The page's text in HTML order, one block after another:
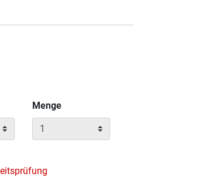
Menge